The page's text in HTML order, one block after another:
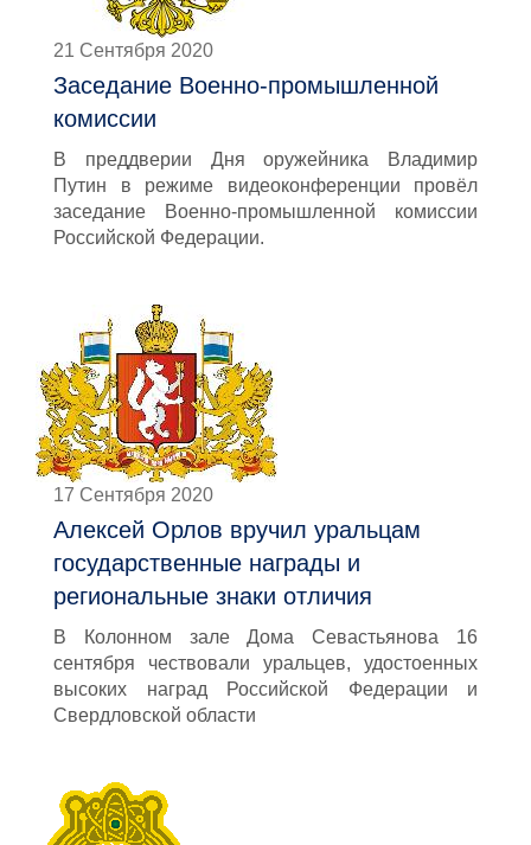
21 Сентября 2020
Заседание Военно-промышленной
комиссии
В преддверии Дня оружейника Владимир
Путин в режиме видеоконференции провёл
заседание Военно-промышленной комиссии
Российской Федерации.
17 Сентября 2020
Алексей Орлов вручил уральцам
государственные награды и
региональные знаки отличия
В Колонном зале Дома Севастьянова 16
сентября чествовали уральцев, удостоенных
высоких наград Российской Федерации и
Свердловской области